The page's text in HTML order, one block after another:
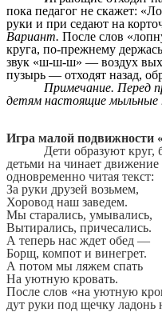
пока педагог не скажет:
руки и при седают на
Вариант. После слов
круга, по-прежнему
звук «ш-ш-ш» — воздух
пузырь — отходят назад,
Примечание. Перед
детям настоящие мыльные
Игра малой подвижности
Дети образуют круг,
детьми на чинает
одновременно читая текст:
За руки друзей возьмем,
Хоровод наш заведем.
Мы старались, умывались,
Вытирались, причесались.
А теперь нас ждет обед —
Борщ, компот и винегрет.
А потом мы ляжем спать
На уютную кровать.
После слов «на уютную
дут руки под щечку